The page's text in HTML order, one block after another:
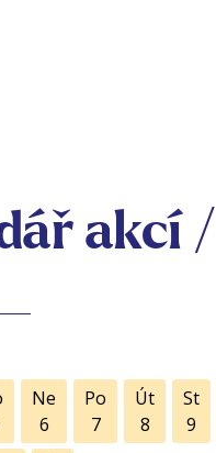
akcí /
Ne
6
Po
7
Út
8
St
9